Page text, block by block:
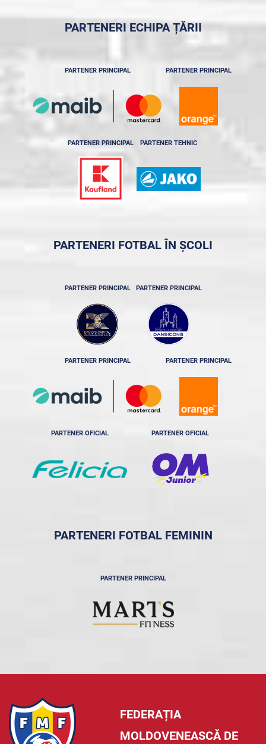
PARTENERI ECHIPA ȚĂRII
PARTENER PRINCIPAL PARTENER PRINCIPAL
PARTENER PRINCIPAL PARTENER TEHNIC
PARTENERI FOTBAL ÎN ȘCOLI
PARTENER PRINCIPAL PARTENER PRINCIPAL
PARTENER PRINCIPAL PARTENER PRINCIPAL
PARTENER OFICIAL PARTENER OFICIAL
PARTENERI FOTBAL FEMININ
PARTENER PRINCIPAL
FEDERAȚIA
MOLDOVENEASCĂ DE